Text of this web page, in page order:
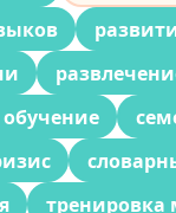
тренировка